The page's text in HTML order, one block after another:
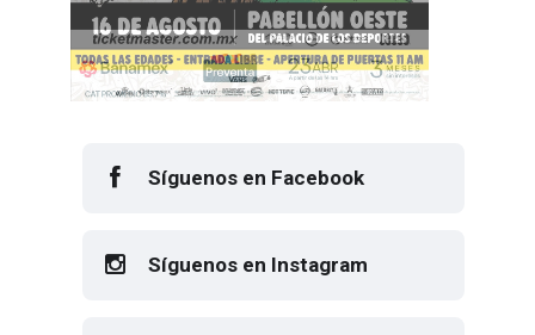
Síguenos en Facebook
Síguenos en Instagram